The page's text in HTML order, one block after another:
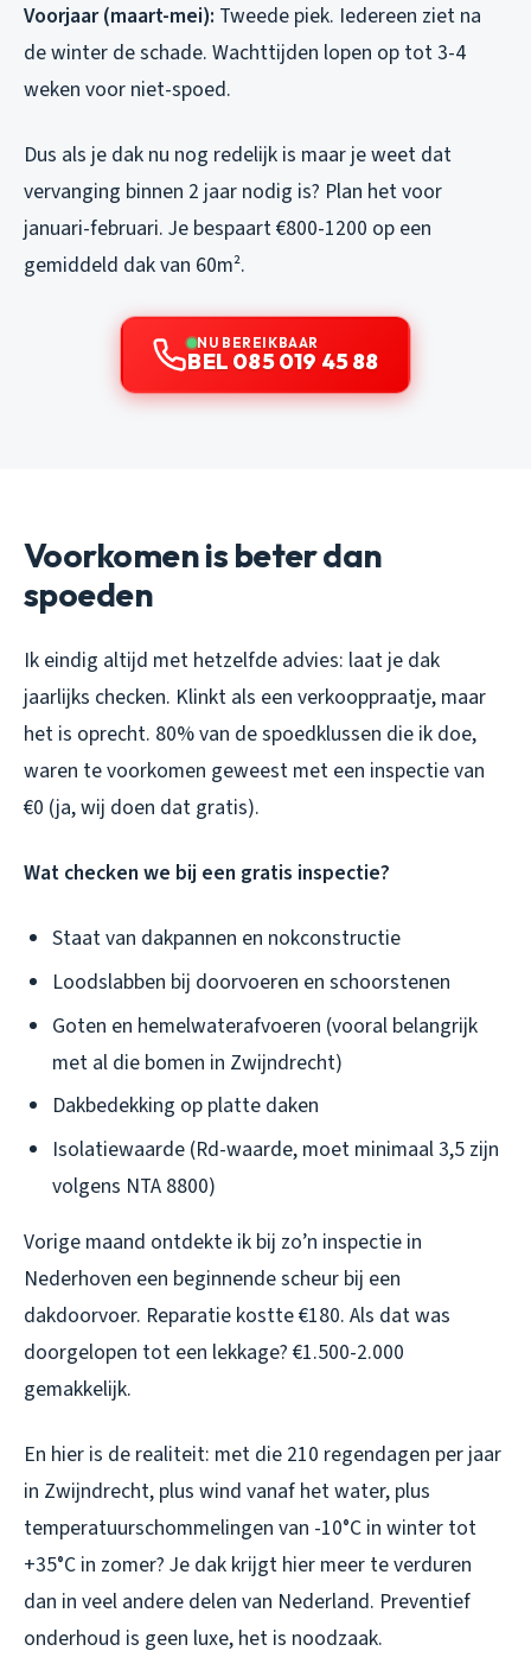
Voorjaar (maart-mei): Tweede piek. Iedereen ziet na
de winter de schade. Wachttijden lopen op tot 3-4
weken voor niet-spoed.
Dus als je dak nu nog redelijk is maar je weet dat
vervanging binnen 2 jaar nodig is? Plan het voor
januari-februari. Je bespaart €800-1200 op een
gemiddeld dak van 60m².
NU BEREIKBAAR
BEL 085 019 45 88
Voorkomen is beter dan
spoeden
Ik eindig altijd met hetzelfde advies: laat je dak
jaarlijks checken. Klinkt als een verkooppraatje, maar
het is oprecht. 80% van de spoedklussen die ik doe,
waren te voorkomen geweest met een inspectie van
€0 (ja, wij doen dat gratis).
Wat checken we bij een gratis inspectie?
Staat van dakpannen en nokconstructie
Loodslabben bij doorvoeren en schoorstenen
Goten en hemelwaterafvoeren (vooral belangrijk
met al die bomen in Zwijndrecht)
Dakbedekking op platte daken
Isolatiewaarde (Rd-waarde, moet minimaal 3,5 zijn
volgens NTA 8800)
Vorige maand ontdekte ik bij zo’n inspectie in
Nederhoven een beginnende scheur bij een
dakdoorvoer. Reparatie kostte €180. Als dat was
doorgelopen tot een lekkage? €1.500-2.000
gemakkelijk.
En hier is de realiteit: met die 210 regendagen per jaar
in Zwijndrecht, plus wind vanaf het water, plus
temperatuurschommelingen van -10°C in winter tot
+35°C in zomer? Je dak krijgt hier meer te verduren
dan in veel andere delen van Nederland. Preventief
onderhoud is geen luxe, het is noodzaak.